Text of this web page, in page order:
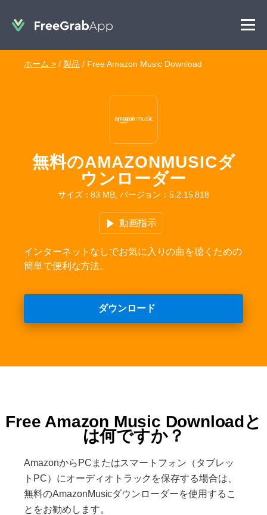
ホーム > / 製品 / Free Amazon Music Download
無料のAMAZONMUSICダ
ウンローダー
サイズ：83 MB, バージョン：5.2.15.818
動画指示
インターネットなしでお気に入りの曲を聴くための
簡単で便利な方法。
ダウンロード
Free Amazon Music Downloadと
は何ですか？
AmazonからPCまたはスマートフォン（タブレッ
トPC）にオーディオトラックを保存する場合は、
無料のAmazonMusicダウンローダーを使用するこ
とをお勧めします。